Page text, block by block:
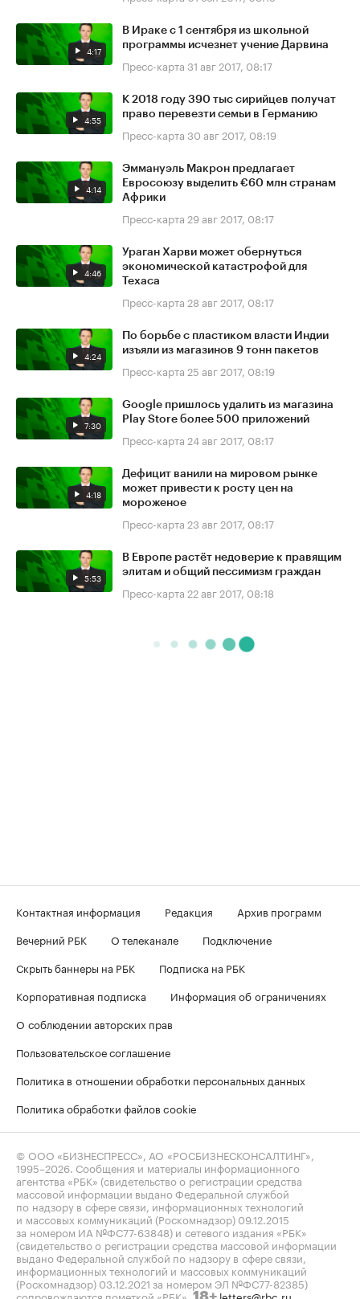
4:17
В Ираке с 1 сентября из школьной
программы исчезнет учение Дарвина
Пресс-карта 31 авг 2017, 08:17
4:55
К 2018 году 390 тыс сирийцев получат
право перевезти семьи в Германию
Пресс-карта 30 авг 2017, 08:19
4:14
Эммануэль Макрон предлагает
Евросоюзу выделить €60 млн странам
Африки
Пресс-карта 29 авг 2017, 08:17
4:46
Ураган Харви может обернуться
экономической катастрофой для
Техаса
Пресс-карта 28 авг 2017, 08:17
4:24
По борьбе с пластиком власти Индии
изъяли из магазинов 9 тонн пакетов
Пресс-карта 25 авг 2017, 08:19
7:30
Google пришлось удалить из магазина
Play Store более 500 приложений
Пресс-карта 24 авг 2017, 08:17
4:18
Дефицит ванили на мировом рынке
может привести к росту цен на
мороженое
Пресс-карта 23 авг 2017, 08:17
5:53
В Европе растёт недоверие к правящим
элитам и общий пессимизм граждан
Пресс-карта 22 авг 2017, 08:18
Контактная информация Редакция
Архив программ
Вечерний РБК
О телеканале
Подключение
Скрыть баннеры на РБК
Подписка на РБК
Корпоративная подписка
Информация об ограничениях
О соблюдении авторских прав
Пользовательское соглашение
Политика в отношении обработки персональных данных
Политика обработки файлов cookie
© ООО «БИЗНЕСПРЕСС», АО «РОСБИЗНЕСКОНСАЛТИНГ»,
1995–2026 . Сообщения и материалы информационного
агентства «РБК» (свидетельство о регистрации средства
массовой информации выдано Федеральной службой
по надзору в сфере связи, информационных технологий
и массовых коммуникаций (Роскомнадзор) 09.12.2015
за номером ИА №ФС77-63848) и сетевого издания «РБК»
(свидетельство о регистрации средства массовой информации
выдано Федеральной службой по надзору в сфере связи,
информационных технологий и массовых коммуникаций
(Роскомнадзор) 03.12.2021 за номером ЭЛ №ФС77-82385)
сопровождаются пометкой «РБК».
letters@rbc.ru